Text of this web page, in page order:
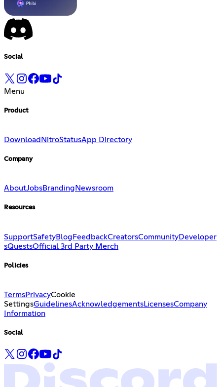
Social
Menu
Product
Download NitroStatusApp Directory
Company
AboutJobsBranding Newsroom
Resources
SupportSafetyBlogFeedbackCreatorsCommunityDeveloper
sQuestsOfficial 3rd Party Merch
Policies
TermsPrivacyCookie
SettingsGuidelinesAcknowledgementsLicensesCompany
Information
Social